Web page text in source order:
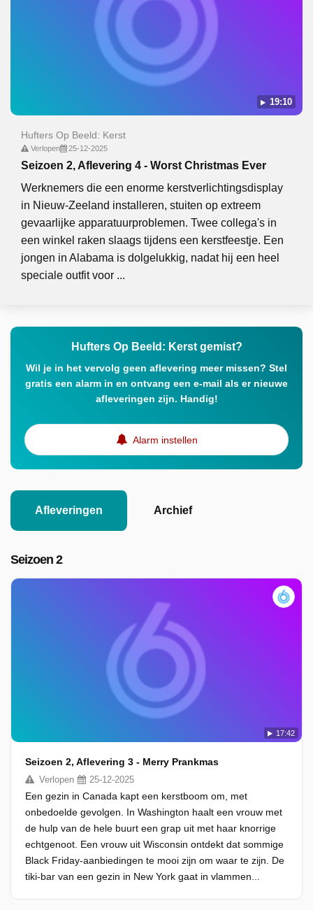
19:10
Hufters Op Beeld: Kerst
Verlopen 25-12-2025
Seizoen 2, Aflevering 4 - Worst Christmas Ever
Werknemers die een enorme kerstverlichtingsdisplay
in Nieuw-Zeeland installeren, stuiten op extreem
gevaarlijke apparatuurproblemen. Twee collega's in
een winkel raken slaags tijdens een kerstfeestje. Een
jongen in Alabama is dolgelukkig, nadat hij een heel
speciale outfit voor ...
Hufters Op Beeld: Kerst gemist?
Wil je in het vervolg geen aflevering meer missen? Stel
gratis een alarm in en ontvang een e-mail als er nieuwe
afleveringen zijn. Handig!
Alarm instellen
Afleveringen Archief
Seizoen 2
17:42
Seizoen 2, Aflevering 3 - Merry Prankmas
Verlopen 25-12-2025
Een gezin in Canada kapt een kerstboom om, met
onbedoelde gevolgen. In Washington haalt een vrouw met
de hulp van de hele buurt een grap uit met haar knorrige
echtgenoot. Een vrouw uit Wisconsin ontdekt dat sommige
Black Friday-aanbiedingen te mooi zijn om waar te zijn. De
tiki-bar van een gezin in New York gaat in vlammen...